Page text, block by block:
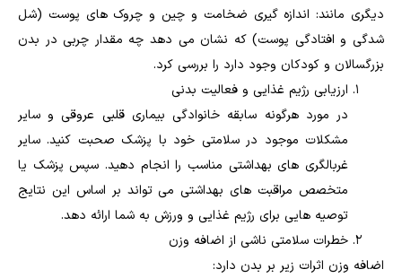
دیگری مانند: اندازه گیری ضخامت و چین و چروک های پوست (شل
شدگی و افتادگی پوست) که نشان می دهد چه مقدار چربی در بدن
بزرگسالان و کودکان وجود دارد را بررسی کرد.
ارزیابی رژیم غذایی و فعالیت بدنی
در مورد هرگونه سابقه خانوادگی بیماری قلبی عروقی و سایر
مشکلات موجود در سلامتی خود با پزشک صحبت کنید. سایر
غربالگری های بهداشتی مناسب را انجام دهید. سپس پزشک یا
متخصص مراقبت های بهداشتی می تواند بر اساس این نتایج
توصیه هایی برای رژیم غذایی و ورزش به شما ارائه دهد.
خطرات سلامتی ناشی از اضافه وزن
اضافه وزن اثرات زیر بر بدن دارد: